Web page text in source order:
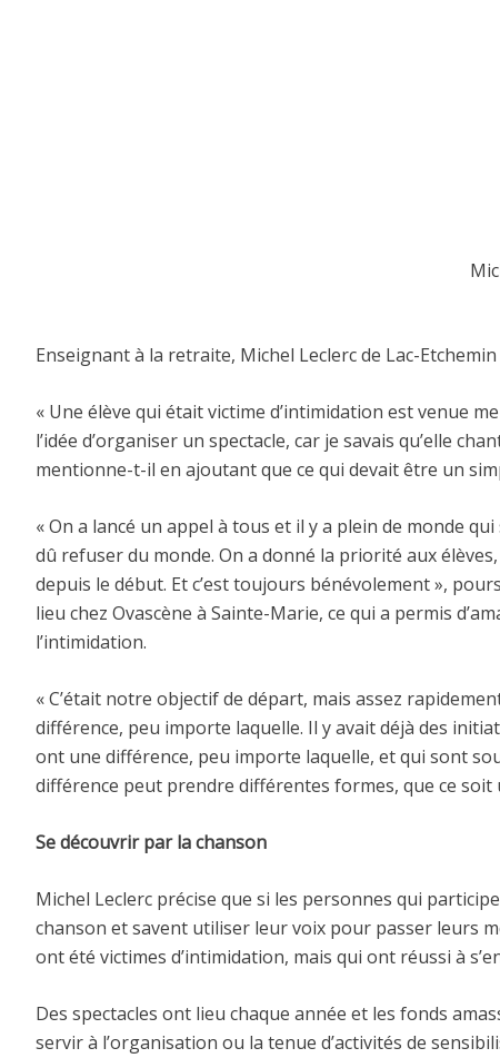
Enseignant à la retraite, Michel Leclerc de Lac-
« Une élève qui était victime d’intimidation est venue
l’idée d’organiser un spectacle, car je savais qu’elle
mentionne-t-il en ajoutant que ce qui devait être un
« On a lancé un appel à tous et il y a plein de monde
dû refuser du monde. On a donné la priorité aux
depuis le début. Et c’est toujours bénévolement »,
lieu chez Ovascène à Sainte-Marie, ce qui a permis
l’intimidation.
« C’était notre objectif de départ, mais assez
différence, peu importe laquelle. Il y avait déjà des
ont une différence, peu importe laquelle, et qui sont
différence peut prendre différentes formes, que ce soit
Se découvrir par la chanson
Michel Leclerc précise que si les personnes qui
chanson et savent utiliser leur voix pour passer leurs
ont été victimes d’intimidation, mais qui ont réussi à
Des spectacles ont lieu chaque année et les fonds
servir à l’organisation ou la tenue d’activités de